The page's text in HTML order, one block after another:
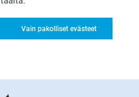
Vain pakolliset evästeet